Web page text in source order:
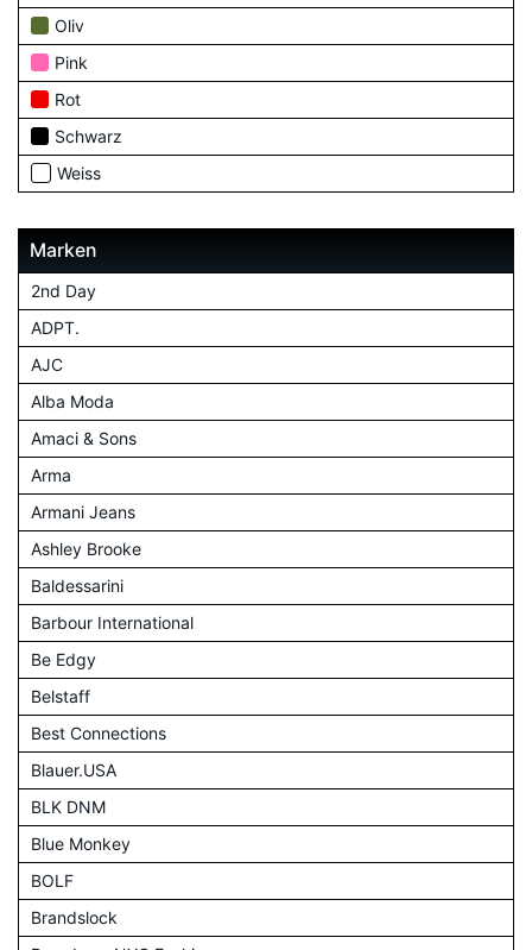
Oliv
Pink
Rot
Schwarz
Weiss
Marken
2nd Day
ADPT.
AJC
Alba Moda
Amaci & Sons
Arma
Armani Jeans
Ashley Brooke
Baldessarini
Barbour International
Be Edgy
Belstaff
Best Connections
Blauer.USA
BLK DNM
Blue Monkey
BOLF
Brandslock